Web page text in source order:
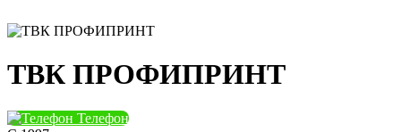
ТВК ПРОФИПРИНТ
Телефон